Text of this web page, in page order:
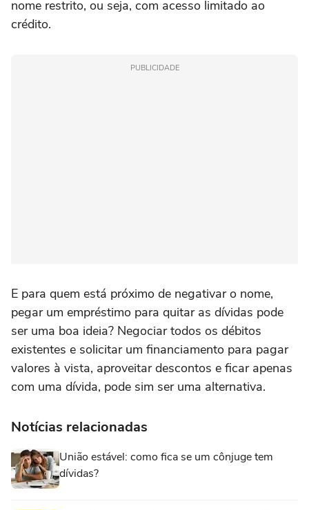
nome restrito, ou seja, com acesso limitado ao
crédito.
PUBLICIDADE
E para quem está próximo de negativar o nome,
pegar um empréstimo para quitar as dívidas pode
ser uma boa ideia? Negociar todos os débitos
existentes e solicitar um financiamento para pagar
valores à vista, aproveitar descontos e ficar apenas
com uma dívida, pode sim ser uma alternativa.
Notícias relacionadas
União estável: como fica se um cônjuge tem
dívidas?